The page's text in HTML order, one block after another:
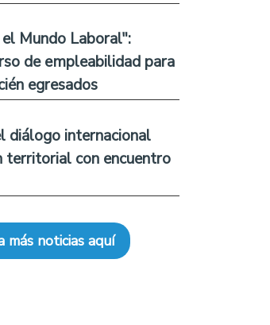
Mundo Laboral":
de empleabilidad para
egresados
diálogo internacional
territorial con encuentro
más noticias aquí